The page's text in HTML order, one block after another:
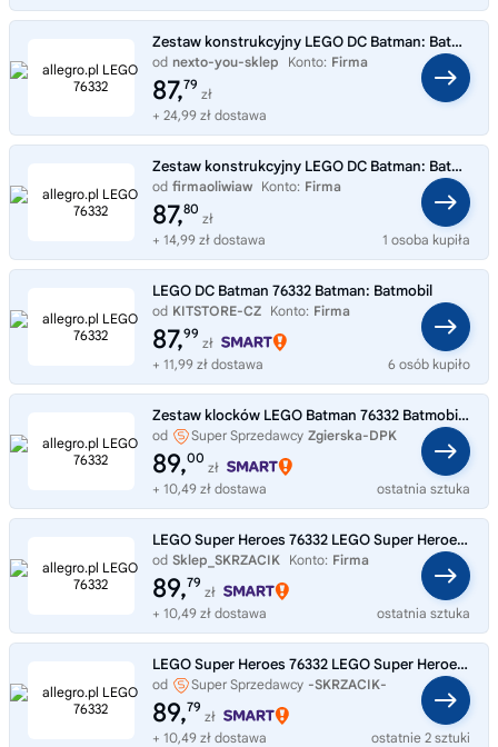
Zestaw konstrukcyjny LEGO DC Batman: Batmobil z filmu Batman 76332
od nexto-you-sklep Konto: Firma
87,79
zł
+ 24,99 zł dostawa
Zestaw konstrukcyjny LEGO DC Batman: Batmobil z filmu Batman 76332
od firmaoliwiaw Konto: Firma
87,80
zł
+ 14,99 zł dostawa
1 osoba kupiła
LEGO DC Batman 76332 Batman: Batmobil
od KITSTORE-CZ Konto: Firma
87,99
zł
+ 11,99 zł dostawa
6 osób kupiło
Zestaw klocków LEGO Batman 76332 Batmobil z filmu Batman
od Super Sprzedawcy Zgierska-DPK
89,00
zł
+ 10,49 zł dostawa
ostatnia sztuka
LEGO Super Heroes 76332 LEGO Super Heroes 76332 Batmobil z filmu Batman
od Sklep_SKRZACIK Konto: Firma
89,79
zł
+ 10,49 zł dostawa
ostatnia sztuka
LEGO Super Heroes 76332 LEGO Super Heroes 76332 Batmobil z filmu Batman
od Super Sprzedawcy -SKRZACIK-
89,79
zł
+ 10,49 zł dostawa
ostatnie 2 sztuki